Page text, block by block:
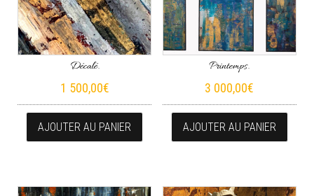
Décalé.
1 500,00€
AJOUTER AU PANIER
Printemps.
3 000,00€
AJOUTER AU PANIER